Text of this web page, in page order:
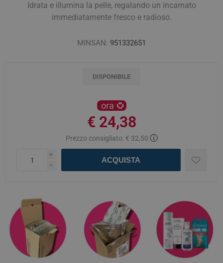
Idrata e illumina la pelle, regalando un incarnato
immediatamente fresco e radioso.
MINSAN: 951332651
DISPONIBILE
ora
€ 24,38
Prezzo consigliato: € 32,50 ⓘ
i
h
ACQUISTA